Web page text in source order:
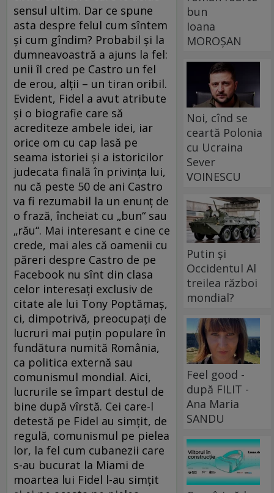
sensul ultim. Dar ce spune
asta despre felul cum sîntem
și cum gîndim? Probabil și la
dumneavoastră a ajuns la fel:
unii îl cred pe Castro un fel
de erou, alții – un tiran oribil.
Evident, Fidel a avut atribute
și o biografie care să
acrediteze ambele idei, iar
orice om cu cap lasă pe
seama istoriei și a istoricilor
judecata finală în privința lui,
nu că peste 50 de ani Castro
va fi rezumabil la un enunț de
o frază, încheiat cu „bun“ sau
„rău“. Mai interesant e cine ce
crede, mai ales că oamenii cu
păreri despre Castro de pe
Facebook nu sînt din clasa
celor interesați exclusiv de
citate ale lui Tony Poptămaș,
ci, dimpotrivă, preocupați de
lucruri mai puțin populare în
fundătura numită România,
ca politica externă sau
comunismul mondial. Aici,
lucrurile se împart destul de
bine după vîrstă. Cei care-l
detestă pe Fidel au simțit, de
regulă, comunismul pe pielea
lor, la fel cum cubanezii care
s-au bucurat la Miami de
moartea lui Fidel l-au simțit
bun
Ioana
MOROȘAN
Noi, cînd se
ceartă Polonia
cu Ucraina
Sever
VOINESCU
Putin și
Occidentul Al
treilea război
mondial?
Feel good -
după FILIT -
Ana Maria
SANDU